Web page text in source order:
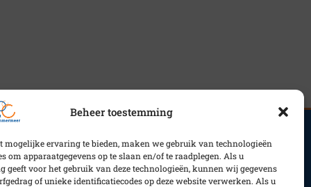
Beheer toestemming
mogelijke ervaring te bieden, maken we gebruik van technologieën
om apparaatgegevens op te slaan en/of te raadplegen. Als u
geeft voor het gebruik van deze technologieën, kunnen wij gegevens
of unieke identificatiecodes op deze website verwerken. Als u
Actueel
Vacatures